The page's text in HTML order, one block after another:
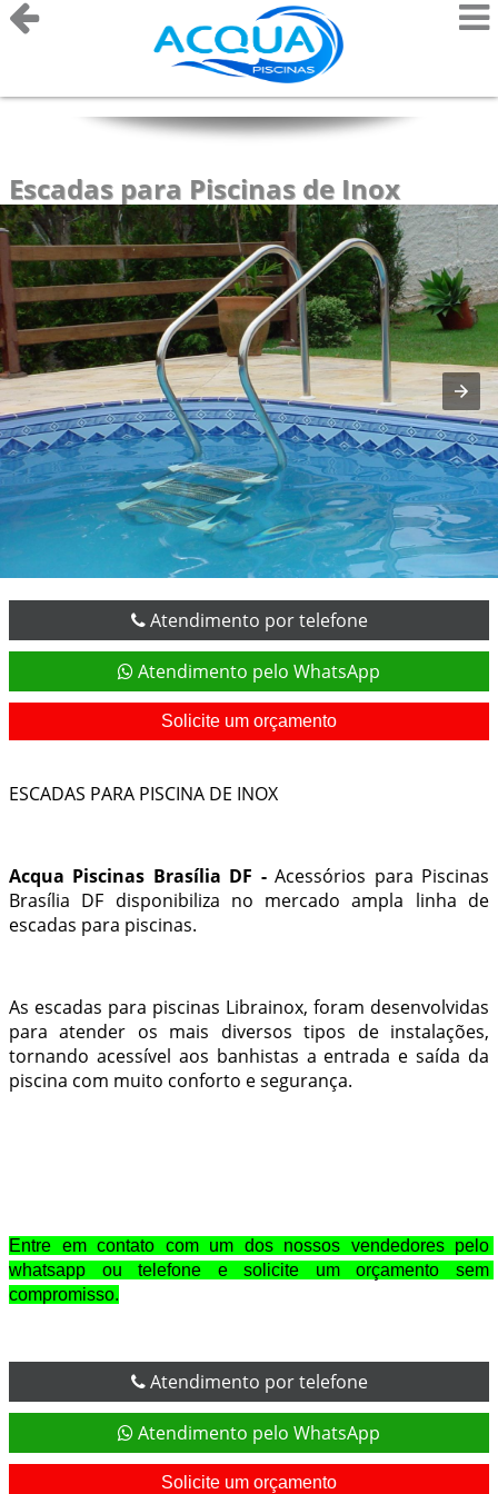
Escadas para Piscinas de Inox
Atendimento por telefone
Atendimento pelo WhatsApp
Solicite um orçamento
ESCADAS PARA PISCINA DE INOX
Acqua Piscinas Brasília DF -Acessórios para Piscinas
Brasília DF disponibiliza no mercado ampla linha de
escadas para piscinas.
As escadas para piscinas Librainox, foram desenvolvidas
para atender os mais diversos tipos de instalações,
tornando acessível aos banhistas a entrada e saída da
piscina com muito conforto e segurança.
Entre em contato com um dos nossos vendedores pelo
whatsapp ou telefone e solicite um orçamento sem
compromisso.
Atendimento por telefone
Atendimento pelo WhatsApp
Solicite um orçamento